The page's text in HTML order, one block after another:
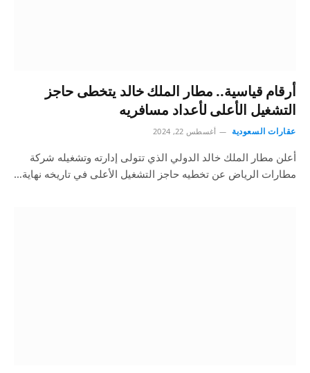
أرقام قياسية.. مطار الملك خالد يتخطى حاجز
التشغيل الأعلى لأعداد مسافريه
عقارات السعودية أغسطس 22, 2024
أعلن مطار الملك خالد الدولي الذي تتولى إدارته وتشغيله شركة
مطارات الرياض عن تخطيه حاجز التشغيل الأعلى في تاريخه نهاية…